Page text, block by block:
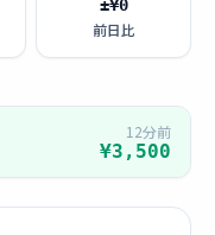
±¥0
前日比
12分前
¥3,500